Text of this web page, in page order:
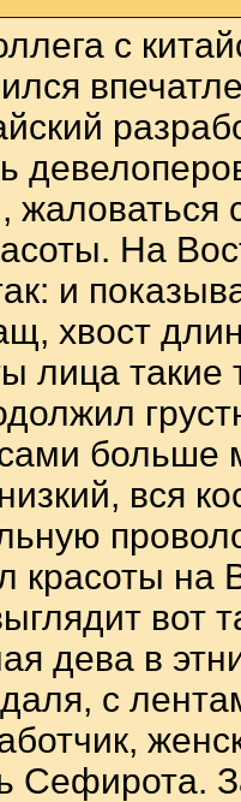
с
жаловаться
На
и
хвост
лица такие
больше
вся
красоты на
вот
дева в
с
Сефирота.